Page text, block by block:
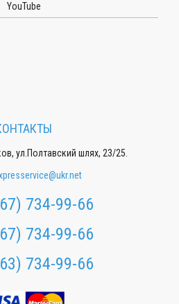
YouTube
ул.Полтавский шлях, 23/25.
734-99-66
734-99-66
734-99-66